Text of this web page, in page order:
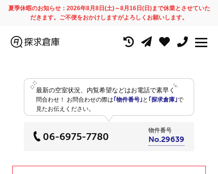
夏季休暇のお知らせ：2026年8月8日(土)～8月16日(日)まで休業とさせていた
だきます。ご不便をおかけしますがよろしくお願いします。
最新の空室状況、内覧希望などはお電話で素早く
問合わせ！ お問合わせの際は ｢物件番号｣ と ｢探求倉庫｣で
見たお伝えください。
06-6975-7780
物件番号
No.29639